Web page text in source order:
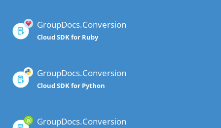
GroupDocs.Conversion
Cloud SDK for Ruby
GroupDocs.Conversion
Cloud SDK for Python
GroupDocs.Conversion